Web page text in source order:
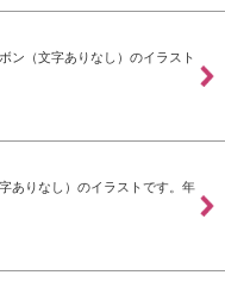
（文字ありなし）のイラスト
りなし）のイラストです。年